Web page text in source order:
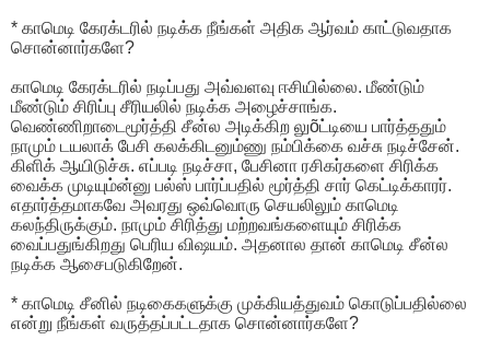
* காமெடி கேரக்டரில் நடிக்க நீங்கள் அதிக ஆர்வம் காட்டுவதாக
சொன்னார்களே?
காமெடி கேரக்டரில் நடிப்பது அவ்வளவு ஈசியில்லை. மீண்டும்
மீண்டும் சிரிப்பு சீரியலில் நடிக்க அழைச்சாங்க.
வெண்ணிறாடைமூர்த்தி சீன்ல அடிக்கிற லுõட்டியை பார்த்ததும்
நாமும் டயலாக் பேசி கலக்கிடனும்ணு நம்பிக்கை வச்சு நடிச்சேன்.
கிளிக் ஆயிடுச்சு. எப்படி நடிச்சா, பேசினா ரசிகர்களை சிரிக்க
வைக்க முடியும்ன்னு பல்ஸ் பார்ப்பதில் மூர்த்தி சார் கெட்டிக்காரர்.
எதார்த்தமாகவே அவரது ஒவ்வொரு செயலிலும் காமெடி
கலந்திருக்கும். நாமும் சிரித்து மற்றவங்களையும் சிரிக்க
வைப்பதுங்கிறது பெரிய விஷயம். அதனால தான் காமெடி சீன்ல
நடிக்க ஆசைபடுகிறேன்.
* காமெடி சீனில் நடிகைகளுக்கு முக்கியத்துவம் கொடுப்பதில்லை
என்று நீங்கள் வருத்தப்பட்டதாக சொன்னார்களே?